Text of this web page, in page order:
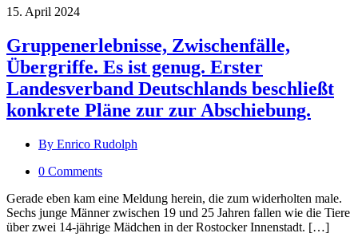
15. April 2024
Gruppenerlebnisse, Zwischenfälle,
Übergriffe. Es ist genug. Erster
Landesverband Deutschlands beschließt
konkrete Pläne zur zur Abschiebung.
By Enrico Rudolph
0 Comments
Gerade eben kam eine Meldung herein, die zum widerholten male.
Sechs junge Männer zwischen 19 und 25 Jahren fallen wie die Tiere
über zwei 14-jährige Mädchen in der Rostocker Innenstadt. […]